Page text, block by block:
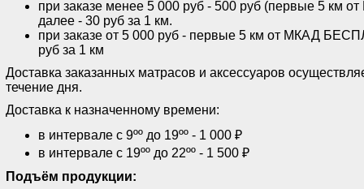
при заказе менее 5 000 руб - 500 руб (первые 5
далее - 30 руб за 1 км.
при заказе от 5 000 руб - первые 5 км от МКАД
руб за 1 км
Доставка заказанных матрасов и аксессуаров
течение дня.
Доставка к назначенному времени:
в интервале с 9ºº до 19ºº - 1 000 ₽
в интервале с 19ºº до 22ºº - 1 500 ₽
Подъём продукции: